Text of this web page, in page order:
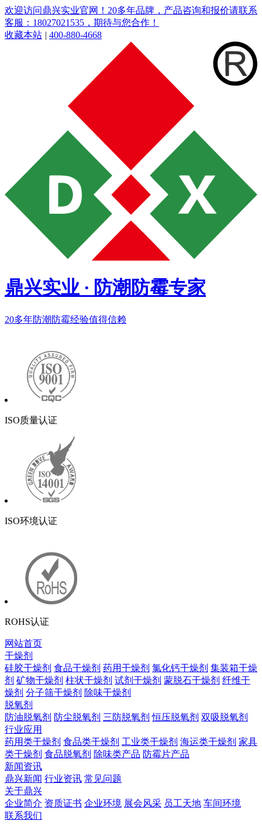
欢迎访问鼎兴实业官网！20多年品牌，产品咨询和报价请联系
客服：18027021535，期待与您合作！
收藏本站 | 400-880-4668
鼎兴实业 · 防潮防霉专家
20多年防潮防霉经验值得信赖
ISO质量认证
ISO环境认证
ROHS认证
网站首页
干燥剂
硅胶干燥剂 食品干燥剂 药用干燥剂 氯化钙干燥剂 集装箱干燥
剂 矿物干燥剂 柱状干燥剂 试剂干燥剂 蒙脱石干燥剂 纤维干
燥剂 分子筛干燥剂 除味干燥剂
脱氧剂
防油脱氧剂 防尘脱氧剂 三防脱氧剂 恒压脱氧剂 双吸脱氧剂
行业应用
药用类干燥剂 食品类干燥剂 工业类干燥剂 海运类干燥剂 家具
类干燥剂 食品脱氧剂 除味类产品 防霉片产品
新闻资讯
鼎兴新闻 行业资讯 常见问题
关于鼎兴
企业简介 资质证书 企业环境 展会风采 员工天地 车间环境
联系我们